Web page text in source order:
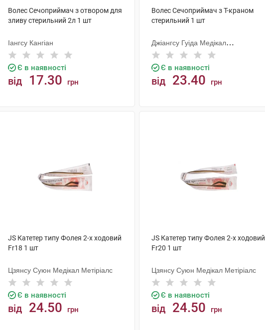
Волес Сечоприймач з отвором для
зливу стерильний 2л 1 шт
Іангсу Кангіан
Є в наявності
від 17.30 грн
Волес Сечоприймач з Т-краном
стерильний 1 шт
Джіангсу Гуіда Медікал
Інструментс Ко.
Є в наявності
від 23.40 грн
JS Катетер типу Фолея 2-х ходовий
Fr18 1 шт
Цзянсу Суюн Медікал Метіріалс
Є в наявності
від 24.50 грн
JS Катетер типу Фолея 2-х ходовий
Fr20 1 шт
Цзянсу Суюн Медікал Метіріалс
Є в наявності
від 24.50 грн